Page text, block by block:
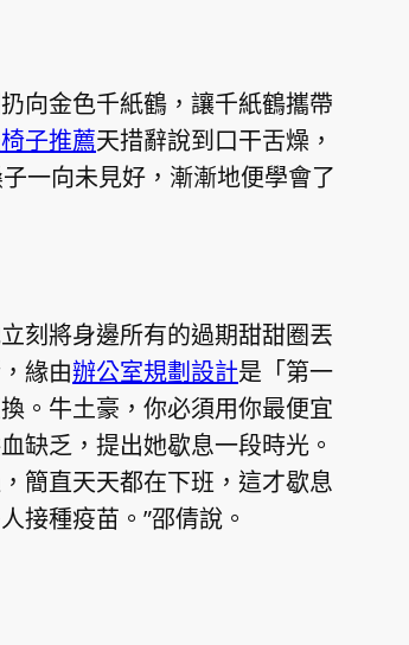
向金色千紙鶴，讓千紙鶴攜帶
子推薦天措辭說到口干舌燥，
一向未見好，漸漸地便學會了
刻將身邊所有的過期甜甜圈丟
緣由辦公室規劃設計是「第一
。牛土豪，你必須用你最便宜
缺乏，提出她歇息一段時光。
簡直天天都在下班，這才歇息
接種疫苗。”邵倩說。